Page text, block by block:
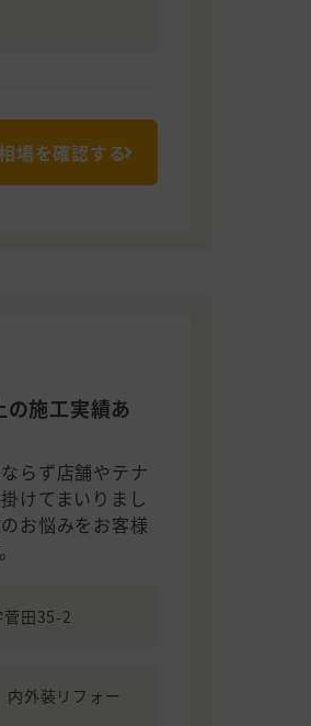
場を確認する
施工実績あ
らず店舗やテナ
けてまいりまし
お悩みをお客様
田35-2
内外装リフォー